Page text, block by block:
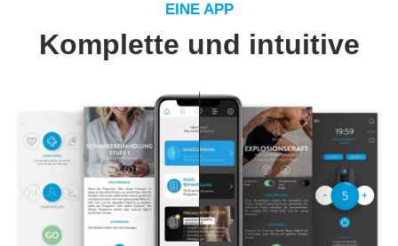
EINE APP
Komplette und intuitive